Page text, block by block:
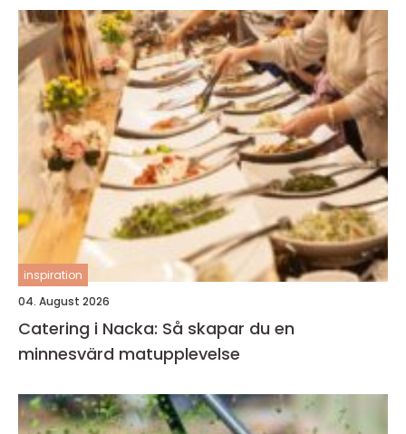
inspiration
04. August 2026
Catering i Nacka: Så skapar du en
minnesvärd matupplevelse